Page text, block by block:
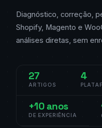
Diagnóstico, correção,
Shopify, Magento e
análises diretas, sem
27
ARTIGOS
4
+10 anos
DE EXPERIÊNCIA